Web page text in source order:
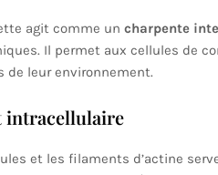
agit comme un charpente
Il permet aux cellules de
de leur environnement.
intracellulaire
et les filaments d’actine